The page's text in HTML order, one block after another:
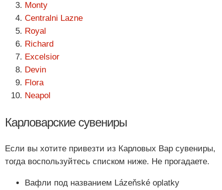
Monty
Centralni Lazne
Royal
Richard
Excelsior
Devin
Flora
Neapol
Карловарские сувениры
Если вы хотите привезти из Карловых Вар сувениры,
тогда воспользуйтесь списком ниже. Не прогадаете.
Вафли под названием Lázeňské oplatky